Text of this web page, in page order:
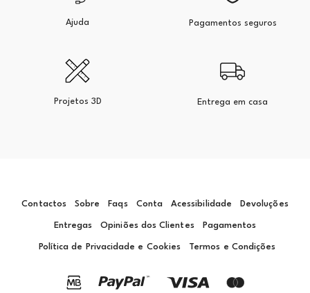
Ajuda Pagamentos seguros
Projetos 3D Entrega em casa
Contactos Sobre Faqs Conta Acessibilidade Devoluções
Entregas Opiniões dos Clientes Pagamentos
Política de Privacidade e Cookies Termos e Condições